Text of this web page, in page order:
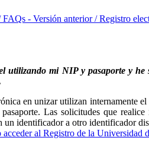
- Versión anterior / Registro
utilizando mi NIP y pasaporte y
en unizar utilizan internamente
Las solicitudes que
un identificador a otro identificador
acceder al Registro de la Universidad